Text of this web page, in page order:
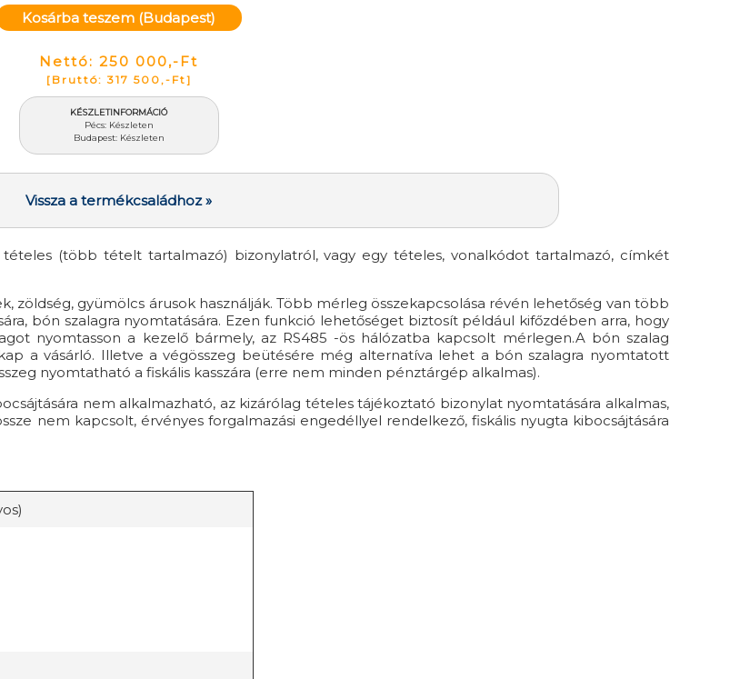
Kosárba teszem (Budapest)
Nettó: 250 000,-Ft
[Bruttó: 317 500,-Ft]
KÉSZLETINFORMÁCIÓ
Pécs: Készleten
Budapest: Készleten
Vissza a termékcsaládhoz »
(több tételt tartalmazó) bizonylatról, vagy egy tételes, vonalkódot tartalmazó, címkét
gyümölcs árusok használják. Több mérleg összekapcsolása révén lehetőség van több
bón szalagra nyomtatására. Ezen funkció lehetőséget biztosít például kifőzdében arra, hogy
nyomtasson a kezelő bármely, az RS485 -ös hálózatba kapcsolt mérlegen.A bón szalag
a vásárló. Illetve a végösszeg beütésére még alternatíva lehet a bón szalagra nyomtatott
nyomtatható a fiskális kasszára (erre nem minden pénztárgép alkalmas).
nem alkalmazható, az kizárólag tételes tájékoztató bizonylat nyomtatására alkalmas,
nem kapcsolt, érvényes forgalmazási engedéllyel rendelkező, fiskális nyugta kibocsájtására